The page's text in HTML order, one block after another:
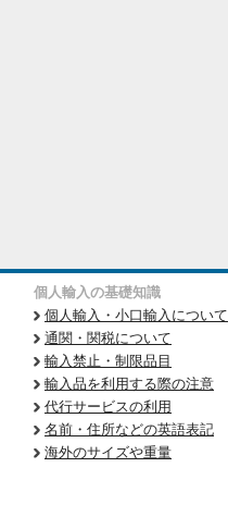
個人輸入の基礎知識
個人輸入・小口輸入について
通関・関税について
輸入禁止・制限品目
輸入品を利用する際の注意
代行サービスの利用
名前・住所などの英語表記
海外のサイズや重量